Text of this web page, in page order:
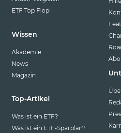
ETF Top Flop
Wissen
Akademie
News
Magazin
Top-Artikel
Was ist ein ETF?
Was ist ein ETF-Sparplan?